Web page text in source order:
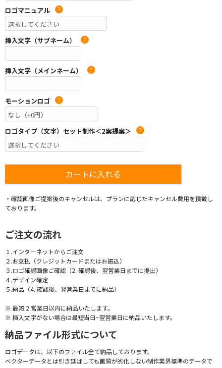
ロゴマニュアル ?
挿入文字（サブネーム） ?
挿入文字（メインネーム） ?
モーションロゴ ?
ロゴタイプ（文字）セット制作＜2案提案＞ ?
・確認画像ご提案後のキャンセルは、プランに応じたキャンセル費用を頂戴し
ております。
ご注文の流れ
１.インターネットからご注文
２.お支払（クレジットカードまたはお振込）
３.ロゴ確認画像ご確認（2. 確認後、翌営業日までに提出）
４.デザイン確定
５.納品（4. 確認後、翌営業日までに納品）
※ 最短 2 営業日以内に納品いたします。
※ 挿入文字がない場合は最短当日~翌営業日に納品いたします。
納品ファイル形式について
ロゴデータは、以下のファイル全て納品しております。
ベクターデータとは引き延ばしても画質が劣化しない制作業界標準のデータで